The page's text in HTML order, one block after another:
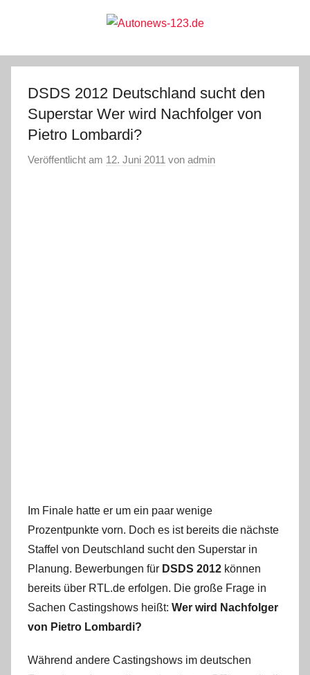
Autonews-
123.de
DSDS 2012 Deutschland sucht den
Superstar Wer wird Nachfolger von
Pietro Lombardi?
Veröffentlicht am 12. Juni 2011 von admin
Im Finale hatte er um ein paar wenige
Prozentpunkte vorn. Doch es ist bereits die nächste
Staffel von Deutschland sucht den Superstar in
Planung. Bewerbungen für DSDS 2012 können
bereits über RTL.de erfolgen. Die große Frage in
Sachen Castingshows heißt: Wer wird Nachfolger
von Pietro Lombardi?
Während andere Castingshows im deutschen